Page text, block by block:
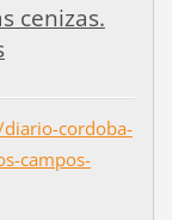
cenizas.
cordoba-
campos-